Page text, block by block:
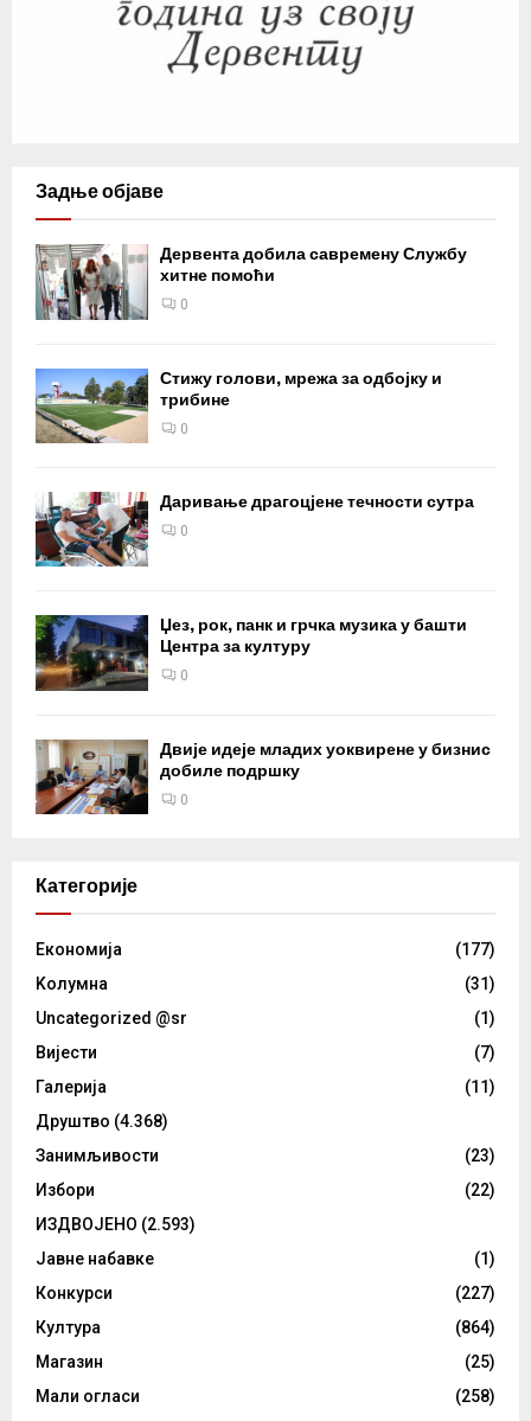
Задње објаве
Дервента добила савремену Службу
хитне помоћи
0
Стижу голови, мрежа за одбојку и
трибине
0
Даривање драгоцјене течности сутра
0
Џез, рок, панк и грчка музика у башти
Центра за културу
0
Двије идеје младих уоквирене у бизнис
добиле подршку
0
Категорије
Eкономија
(177)
Kолумнa
(31)
Uncategorized @sr
(1)
Вијести
(7)
Галерија
(11)
Друштво (4.368)
Занимљивости
(23)
Избори
(22)
ИЗДВОЈЕНО (2.593)
Јавне набавке
(1)
Конкурси
(227)
Култура
(864)
Магазин
(25)
Мали огласи
(258)